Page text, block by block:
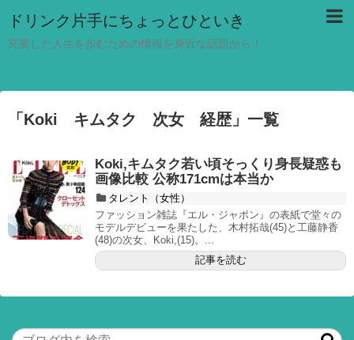
ドリンク片手にちょっとひといき
充実した人生を歩むための情報を身近な話題から！
「 Koki キムタク 次女 経歴」 一覧
Koki,キムタク若い頃そっくり身長疑惑も
画像比較 公称171cmは本当か
タレント（女性）
ファッション雑誌『エル・ジャポン』の表紙で堂々の
モデルデビューを果たした、木村拓哉(45)と工藤静香
(48)の次女、Koki,(15)。...
記事を読む